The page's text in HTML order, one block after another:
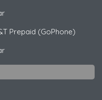
Prepaid (GoPhone)